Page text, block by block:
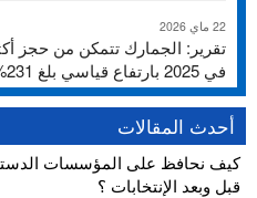
22 ماي 2026
في 2025 بارتفاع قياسي بلغ 231%
أحدث المقالات
كيف نحافظ على المؤسسات
قبل وبعد الإنتخابات ؟